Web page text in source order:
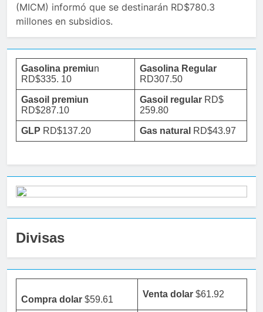
(MICM) informó que se destinarán RD$780.3
millones en subsidios.
Gasolina premiun
RD$335. 10
Gasolina Regular
RD307.50
Gasoil premiun
RD$287.10
Gasoil regular RD$
259.80
GLP RD$137.20 Gas natural RD$43.97
Divisas
Compra dolar $59.61
Venta dolar $61.92